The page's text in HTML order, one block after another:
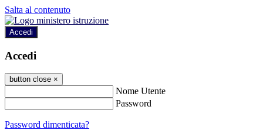
Salta al contenuto
Accedi
Accedi
button close ×
Nome Utente
Password
Password dimenticata?